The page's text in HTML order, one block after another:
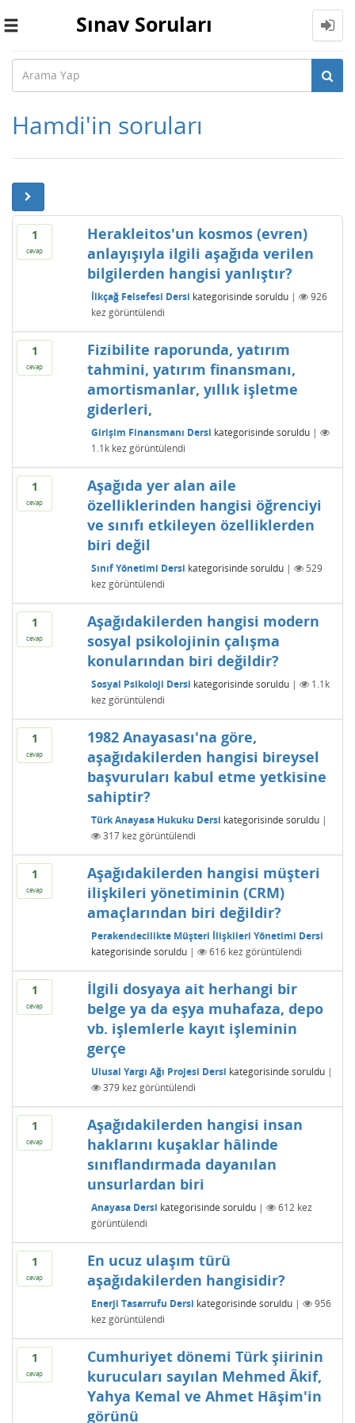
Toggle
Sınav Soruları
Hamdi'in soruları
1
cevap
Herakleitos'un kosmos (evren)
anlayışıyla ilgili aşağıda verilen
bilgilerden hangisi yanlıştır?
İlkçağ Felsefesi Dersi kategorisinde soruldu |
926
kez görüntülendi
1
cevap
Fizibilite raporunda, yatırım
tahmini, yatırım finansmanı,
amortismanlar, yıllık işletme
giderleri,
Girişim Finansmanı Dersi kategorisinde soruldu |
1.1kkez görüntülendi
1
cevap
Aşağıda yer alan aile
özelliklerinden hangisi öğrenciyi
ve sınıfı etkileyen özelliklerden
biri değil
Sınıf Yönetimi Dersi kategorisinde soruldu |
529
kez görüntülendi
1
cevap
Aşağıdakilerden hangisi modern
sosyal psikolojinin çalışma
konularından biri değildir?
Sosyal Psikoloji Dersi kategorisinde soruldu |
1.1k
kez görüntülendi
1
cevap
1982 Anayasası'na göre,
aşağıdakilerden hangisi bireysel
başvuruları kabul etme yetkisine
sahiptir?
Türk Anayasa Hukuku Dersi kategorisinde soruldu |
317kez görüntülendi
1
cevap
Aşağıdakilerden hangisi müşteri
ilişkileri yönetiminin (CRM)
amaçlarından biri değildir?
Perakendecilikte Müşteri İlişkileri Yönetimi Dersi
kategorisinde soruldu | 616kez görüntülendi
1
cevap
İlgili dosyaya ait herhangi bir
belge ya da eşya muhafaza, depo
vb. işlemlerle kayıt işleminin
gerçe
Ulusal Yargı Ağı Projesi Dersi kategorisinde soruldu |
379kez görüntülendi
1
cevap
Aşağıdakilerden hangisi insan
haklarını kuşaklar hâlinde
sınıflandırmada dayanılan
unsurlardan biri
Anayasa Dersi kategorisinde soruldu | 612kez
görüntülendi
1
cevap
En ucuz ulaşım türü
aşağıdakilerden hangisidir?
Enerji Tasarrufu Dersi kategorisinde soruldu |
956
kez görüntülendi
1
cevap
Cumhuriyet dönemi Türk şiirinin
kurucuları sayılan Mehmed Âkif,
Yahya Kemal ve Ahmet Hâşim'in
görünü